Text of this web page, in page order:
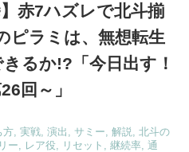
赤7ハズレで北斗揃
ピラミは、無想転生
るか!?「今日出す！
回～」
方, 実戦, 演出 , サミー, 解説, 北斗の
ー, レア役, リセット , 継続率, 通